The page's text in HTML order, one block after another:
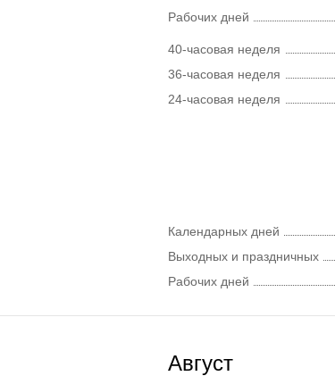
Рабочих дней
40-часовая неделя
36-часовая неделя
24-часовая неделя
Календарных дней
Выходных и праздничных
Рабочих дней
Август